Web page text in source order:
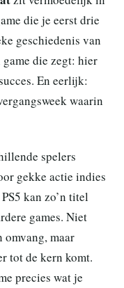
die je eerst drie
geschiedenis van
die zegt: hier
En eerlijk:
waarin
spelers
gekke actie indies
kan zo’n titel
games. Niet
omvang, maar
tot de kern komt.
precies wat je